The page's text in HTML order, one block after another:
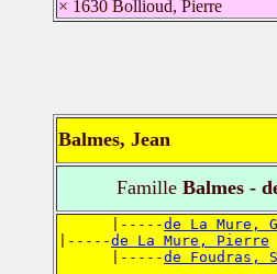
× 1630 Bollioud, Pierre
Balmes, Jean
FamilleBalmes -
      |-----
de La Mure,
|-----de La Mure, Pierre
      |-----
de Foudras,